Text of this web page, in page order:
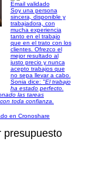
Email validado
Soy una persona
sincera, disponible y
trabajadora, con
mucha experiencia
tanto en el trabajo
que en el trato con los
clientes. Ofrezco el
mejor resultado al
justo precio y nunca
acepto trabajos que
no sepa llevar a cabo.
Sonia dice: "El trabajo
ha estado perfecto.
las tareas
toda confianza.
en Cronoshare
presupuesto